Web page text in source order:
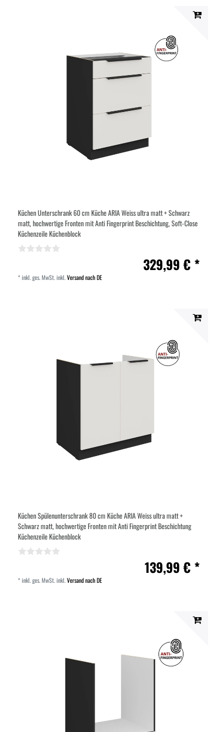
Küchen Unterschrank 60 cm Küche ARIA Weiss ultra matt + Schwarz
matt, hochwertige Fronten mit Anti Fingerprint Beschichtung, Soft-Close
Küchenzeile Küchenblock
329,99 € *
*inkl. ges. MwSt.inkl.Versand nach DE
Küchen Spülenunterschrank 80 cm Küche ARIA Weiss ultra matt +
Schwarz matt, hochwertige Fronten mit Anti Fingerprint Beschichtung
Küchenzeile Küchenblock
139,99 € *
*inkl. ges. MwSt.inkl.Versand nach DE